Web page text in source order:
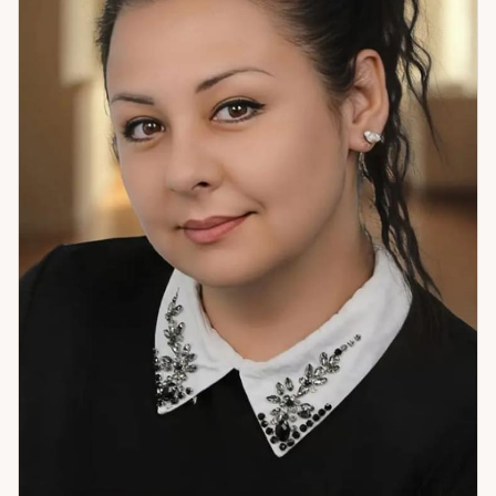
не вмещается в структуру, и помощь в принятии решения —
конкретный следующий шаг. Из практики: женщина в
кризисе бизнеса нашла точку разворота через работу с
картами — сейчас дело процветает. Девушка в поиске
отношений получила направление — встреча состоялась.
Это не предсказания. Это работа с причинами. Если вы
хотите разобраться в ситуации и найти путь вперёд —
приходите.